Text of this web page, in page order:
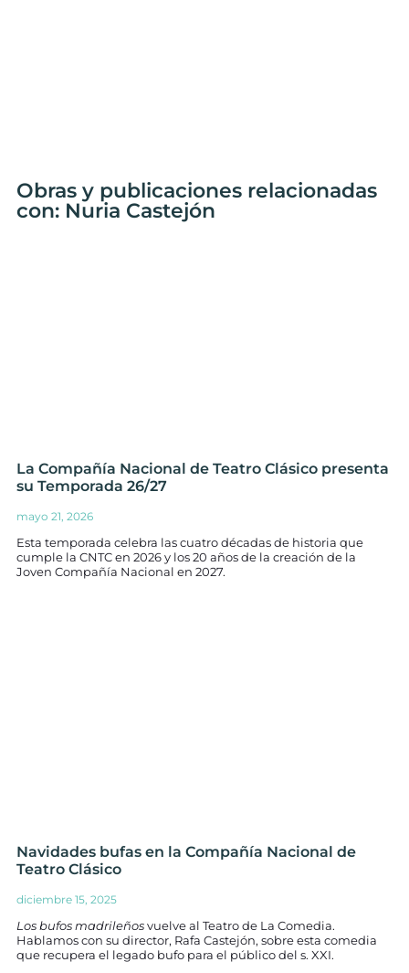
Obras y publicaciones relacionadas
con: Nuria Castejón
La Compañía Nacional de Teatro Clásico presenta
su Temporada 26/27
mayo 21, 2026
Esta temporada celebra las cuatro décadas de historia que
cumple la CNTC en 2026 y los 20 años de la creación de la
Joven Compañía Nacional en 2027.
Navidades bufas en la Compañía Nacional de
Teatro Clásico
diciembre 15, 2025
Los bufos madrileñosvuelve al Teatro de La Comedia.
Hablamos con su director, Rafa Castejón, sobre esta comedia
que recupera el legado bufo para el público del s. XXI.